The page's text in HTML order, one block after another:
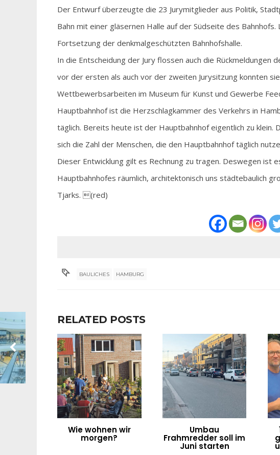
Der Entwurf überzeugte die 23 Jurymitglieder aus Politik,
Bahn mit einer gläsernen Halle auf der Südseite des
Fortsetzung der denkmalgeschützten Bahnhofshalle.
In die Entscheidung der Jury flossen auch die Rückmeldungen
vor der ersten als auch vor der zweiten Jurysitzung konnten
Wettbewerbsarbeiten im Museum für Kunst und Gewerbe
Hauptbahnhof ist die Herzschlagkammer des Verkehrs in
täglich. Bereits heute ist der Hauptbahnhof eigentlich zu klein.
sich die Zahl der Menschen, die den Hauptbahnhof täglich
Dieser Entwicklung gilt es Rechnung zu tragen. Deswegen ist
Hauptbahnhofes räumlich, architektonisch uns städtebaulich
Tjarks. (red)
BAULICHES HAMBURG
RELATED POSTS
Wie wohnen wir
morgen?
Umbau
Frahmredder soll im
Juni starten